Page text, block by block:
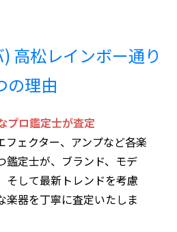
高松レインボー通り
の理由
プロ鑑定士が査定
フェクター、アンプなど各楽
鑑定士が、ブランド、モデ
そして最新トレンドを考慮
楽器を丁寧に査定いたしま